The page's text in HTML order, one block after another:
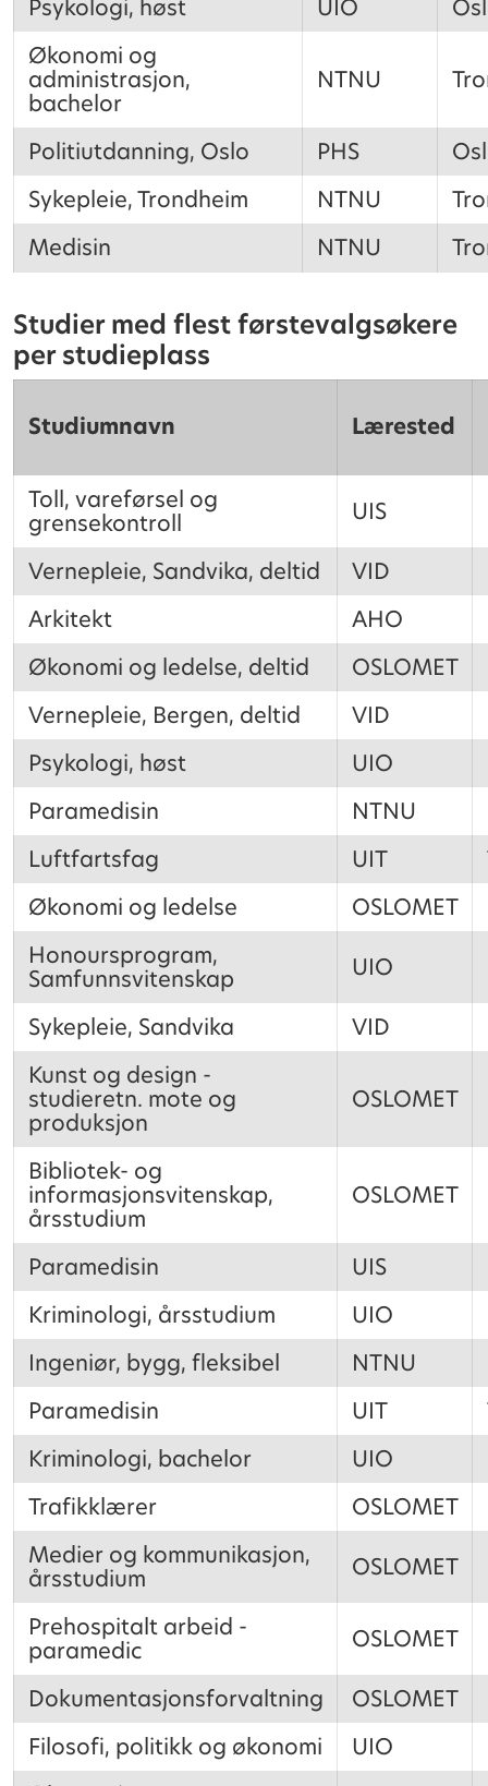
Psykologi, høst UIO
Økonomi og
administrasjon,
bachelor
NTNU
Politiutdanning, Oslo PHS
Sykepleie, Trondheim
NTNU
Medisin
NTNU
Studier med flest førstevalgsøkere
per studieplass
Studiumnavn Lærested
Toll, vareførsel og
grensekontroll UIS
Vernepleie, Sandvika, deltid
VID
Arkitekt
AHO
Økonomi og ledelse, deltid
OSLOMET
Vernepleie, Bergen, deltid
VID
Psykologi, høst
UIO
Paramedisin
NTNU
Luftfartsfag
UIT
Økonomi og ledelse
OSLOMET
Honoursprogram,
Samfunnsvitenskap UIO
Sykepleie, Sandvika
VID
Kunst og design -
studieretn. mote og
produksjon
OSLOMET
Bibliotek- og
informasjonsvitenskap,
årsstudium
OSLOMET
Paramedisin UIS
Kriminologi, årsstudium
UIO
Ingeniør, bygg, fleksibel
NTNU
Paramedisin
UIT
Kriminologi, bachelor
UIO
Trafikklærer
OSLOMET
Medier og kommunikasjon,
årsstudium OSLOMET
Prehospitalt arbeid -
paramedic OSLOMET
Dokumentasjonsforvaltning
OSLOMET
Filosofi, politikk og økonomi
UIO